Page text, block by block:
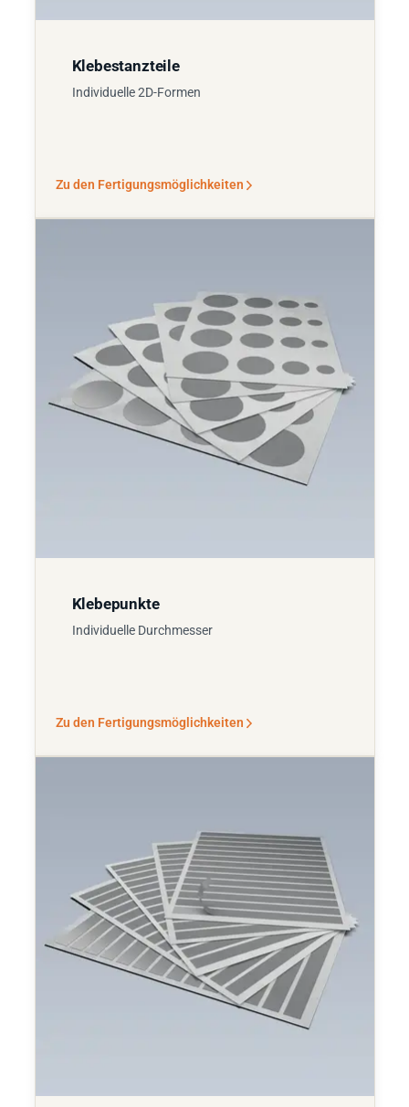
Klebestanzteile
Individuelle 2D-Formen
Zu den Fertigungsmöglichkeiten
Klebepunkte
Individuelle Durchmesser
Zu den Fertigungsmöglichkeiten